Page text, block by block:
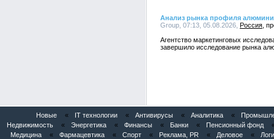
Анализ рынка профиля
Group, 07:13, 05.08.2026, Россия
Агентство маркетинговых
завершило исследование рынка
Новые « IT технологии « Антивирусы « Аналитика «
Недвижимость
« Энергетика « Финансы « Банки « Пенсионный фонд
Медицина
« Фармацевтика « Спорт « Реклама, PR « Деловое «